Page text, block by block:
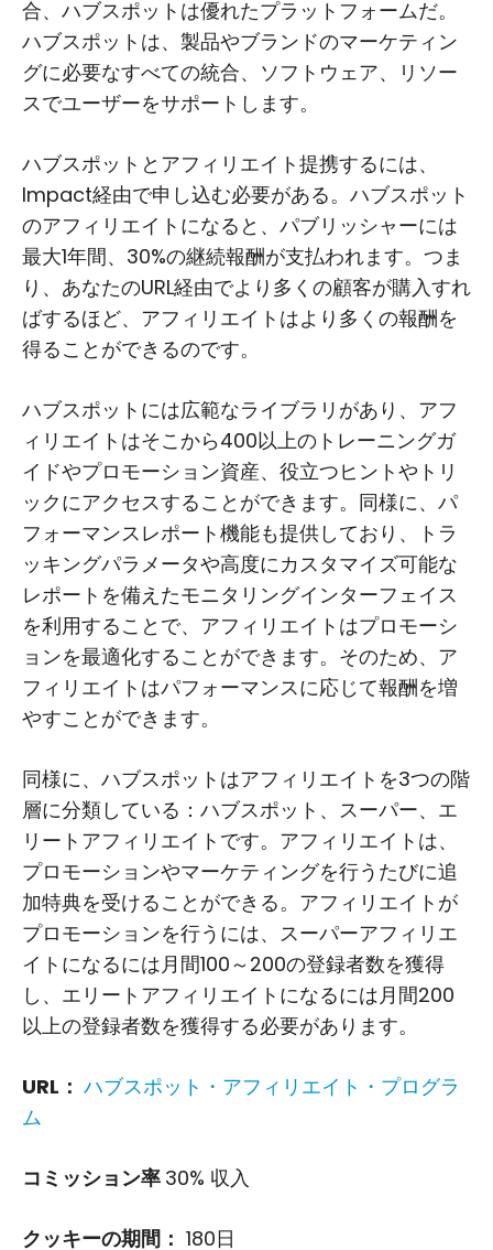
合、ハブスポットは優れたプラットフォームだ。
ハブスポットは、製品やブランドのマーケティン
グに必要なすべての統合、ソフトウェア、リソー
スでユーザーをサポートします。
ハブスポットとアフィリエイト提携するには、
Impact経由で申し込む必要がある。ハブスポット
のアフィリエイトになると、パブリッシャーには
最大1年間、30%の継続報酬が支払われます。つま
り、あなたのURL経由でより多くの顧客が購入すれ
ばするほど、アフィリエイトはより多くの報酬を
得ることができるのです。
ハブスポットには広範なライブラリがあり、アフ
ィリエイトはそこから400以上のトレーニングガ
イドやプロモーション資産、役立つヒントやトリ
ックにアクセスすることができます。同様に、パ
フォーマンスレポート機能も提供しており、トラ
ッキングパラメータや高度にカスタマイズ可能な
レポートを備えたモニタリングインターフェイス
を利用することで、アフィリエイトはプロモーシ
ョンを最適化することができます。そのため、ア
フィリエイトはパフォーマンスに応じて報酬を増
やすことができます。
同様に、ハブスポットはアフィリエイトを3つの階
層に分類している：ハブスポット、スーパー、エ
リートアフィリエイトです。アフィリエイトは、
プロモーションやマーケティングを行うたびに追
加特典を受けることができる。アフィリエイトが
プロモーションを行うには、スーパーアフィリエ
イトになるには月間100～200の登録者数を獲得
し、エリートアフィリエイトになるには月間200
以上の登録者数を獲得する必要があります。
URL： ハブスポット・アフィリエイト・プログラ
ム
コミッション率 30% 収入
クッキーの期間： 180日